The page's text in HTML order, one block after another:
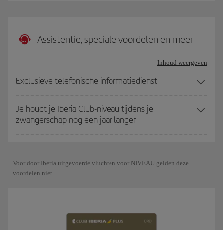
Assistentie, speciale voordelen en meer
Inhoud weergeven
Exclusieve telefonische informatiedienst
Je houdt je Iberia Club-niveau tijdens je
zwangerschap nog een jaar langer
Voor door Iberia uitgevoerde vluchten voor NIVEAU gelden deze
voordelen niet